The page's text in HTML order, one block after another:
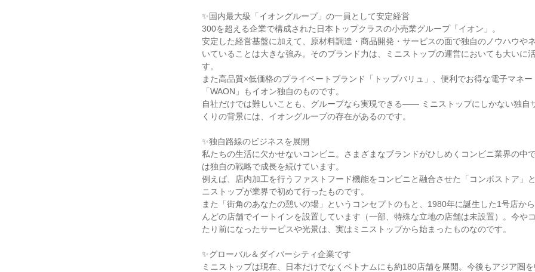
✨国内最大級「イオングループ」の一員として安定経営
300を超える企業で構成された日本トップクラスの小売業グループ「イオン」。
安定した経営基盤に加えて、原材料調達・商品開発・サービスの面で独自のノウハウや
いていることは大きな強み。そのブランド力は、ミニストップの運営においても大いに
す。
また高品質×低価格のプライベートブランド「トップバリュ」、便利でお得な電子マネ
「WAON」もイオン独自のものです。
自社だけでは難しいことも、グループなら実現できる―― ミニストップにしかない独自
くりの背景には、イオングループの存在があるのです。
✨独自路線のビジネスを展開
私たちの生活に欠かせないコンビニ。さまざまなブランドがひしめくコンビニ業界の中
は独自の戦略で成長を続けています。
例えば、店内加工を行うファストフード機能をコンビニと融合させた「コンボストア」
ニストップが業界で初めて行ったものです。
また「街角のあなたの憩いの場」というコンセプトのもと、1980年に誕生した1号店か
んどの店舗でイートインを設置しています（一部、特殊な立地の店舗は未設置）。今や
たり前になったサービスや光景は、実はミニストップから始まったものなのです。
✨グローバル＆ダイバーシティ企業です
ミニストップは現在、日本だけでなくベトナムにも約180店舗を展開。今後もアジア圏